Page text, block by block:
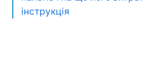
інструкція